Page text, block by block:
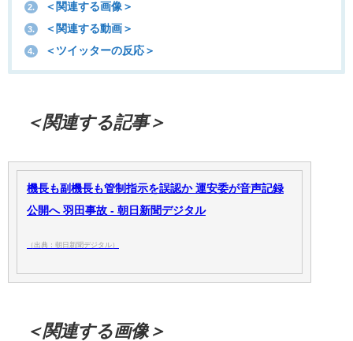
2. ＜関連する画像＞
3. ＜関連する動画＞
4. ＜ツイッターの反応＞
＜関連する記事＞
機長も副機長も管制指示を誤認か 運安委が音声記録
公開へ 羽田事故 - 朝日新聞デジタル
（出典：朝日新聞デジタル）
＜関連する画像＞